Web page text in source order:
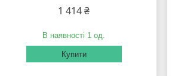
1 414 ₴
В наявності 1 од.
Купити